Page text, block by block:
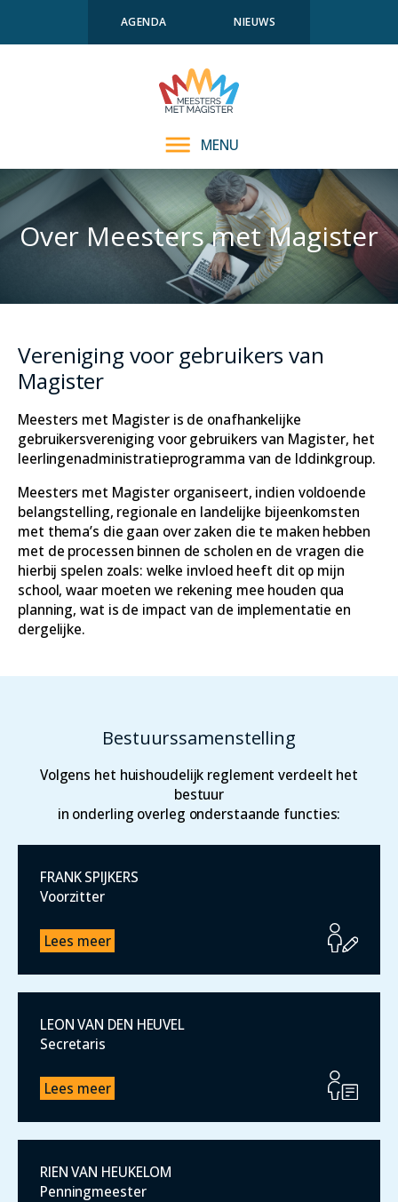
AGENDA NIEUWS
MENU
Over Meesters met Magister
Vereniging voor gebruikers van
Magister
Meesters met Magister is de onafhankelijke
gebruikersvereniging voor gebruikers van Magister, het
leerlingenadministratieprogramma van de Iddinkgroup.
Meesters met Magister organiseert, indien voldoende
belangstelling, regionale en landelijke bijeenkomsten
met thema’s die gaan over zaken die te maken hebben
met de processen binnen de scholen en de vragen die
hierbij spelen zoals: welke invloed heeft dit op mijn
school, waar moeten we rekening mee houden qua
planning, wat is de impact van de implementatie en
dergelijke.
Bestuurssamenstelling
Volgens het huishoudelijk reglement verdeelt het
bestuur
in onderling overleg onderstaande functies:
FRANK SPIJKERS
Voorzitter
Lees meer
LEON VAN DEN HEUVEL
Secretaris
Lees meer
RIEN VAN HEUKELOM
Penningmeester